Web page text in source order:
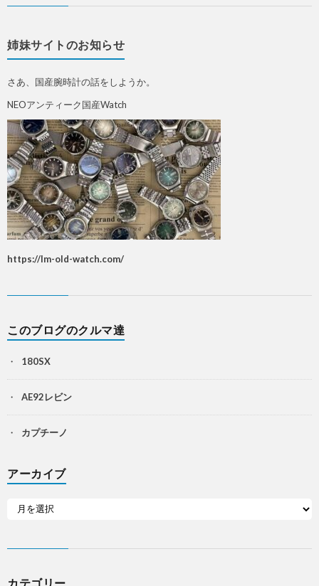
姉妹サイトのお知らせ
さあ、国産腕時計の話をしようか。
NEOアンティーク国産Watch
https://lm-old-watch.com/
このブログのクルマ達
180SX
AE92レビン
カプチーノ
アーカイブ
カテゴリー